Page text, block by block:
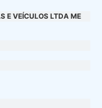
E VEÍCULOS LTDA ME